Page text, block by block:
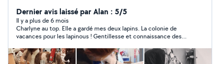
gardiennage pour animaux si besoin avec diplôme aussi
à l'appuie. Je suis photographe pour les personnes
souhaitant des clichés de leurs animaux, le tarifs et à
discuter
Dernier avis laissé par Alan : 5/5
Il y a plus de 6 mois
Charlyne au top. Elle a gardé mes deux lapins. La colonie de
vacances pour les lapinous ! Gentillesse et connaissance des